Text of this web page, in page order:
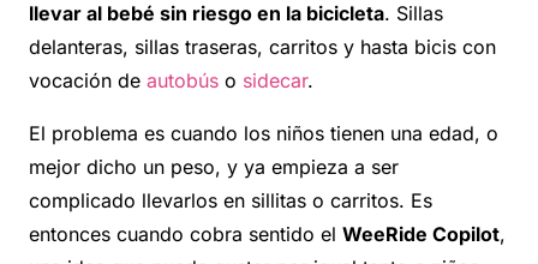
llevar al bebé sin riesgo en la bicicleta. Sillas
delanteras, sillas traseras, carritos y hasta bicis con
vocación de autobús o sidecar.
El problema es cuando los niños tienen una edad, o
mejor dicho un peso, y ya empieza a ser
complicado llevarlos en sillitas o carritos. Es
entonces cuando cobra sentido el WeeRide Copilot,